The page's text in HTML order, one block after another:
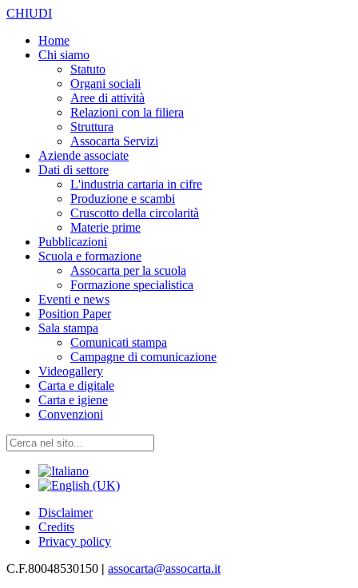
CHIUDI
Home
Chi siamo
Statuto
Organi sociali
Aree di attività
Relazioni con la filiera
Struttura
Assocarta Servizi
Aziende associate
Dati di settore
L'industria cartaria in cifre
Produzione e scambi
Cruscotto della circolarità
Materie prime
Pubblicazioni
Scuola e formazione
Assocarta per la scuola
Formazione specialistica
Eventi e news
Position Paper
Sala stampa
Comunicati stampa
Campagne di comunicazione
Videogallery
Carta e digitale
Carta e igiene
Convenzioni
Disclaimer
Credits
Privacy policy
C.F.80048530150 | assocarta@assocarta.it